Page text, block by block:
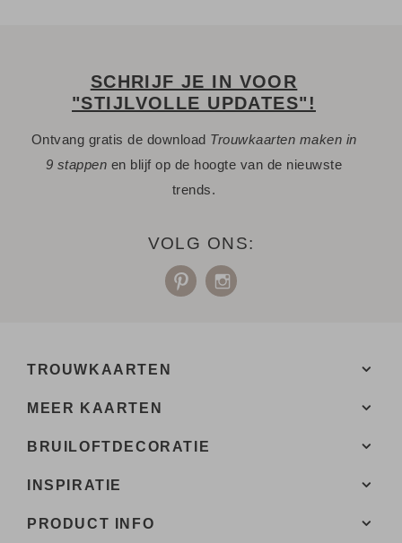
SCHRIJF JE IN VOOR
"STIJLVOLLE UPDATES"!
Ontvang gratis de download Trouwkaarten maken in
9 stappen en blijf op de hoogte van de nieuwste
trends.
VOLG ONS:
TROUWKAARTEN
MEER KAARTEN
BRUILOFTDECORATIE
INSPIRATIE
PRODUCT INFO